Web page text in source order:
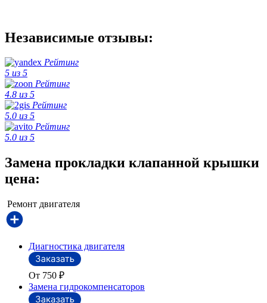
Независимые отзывы:
Рейтинг
5 из 5
Рейтинг
4.8 из 5
Рейтинг
5.0 из 5
Рейтинг
5.0 из 5
Замена прокладки клапанной крышки
цена:
Ремонт двигателя
Диагностика двигателя
От 750 ₽
Замена гидрокомпенсаторов